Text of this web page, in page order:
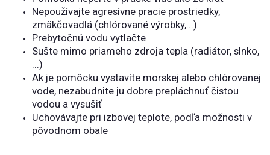
Nepoužívajte agresívne pracie prostriedky,
zmäkčovadlá (chlórované výrobky,...)
Prebytočnú vodu vytlačte
Sušte mimo priameho zdroja tepla (radiátor, slnko,
...)
Ak je pomôcku vystavíte morskej alebo chlórovanej
vode, nezabudnite ju dobre prepláchnuť čistou
vodou a vysušiť
Uchovávajte pri izbovej teplote, podľa možnosti v
pôvodnom obale